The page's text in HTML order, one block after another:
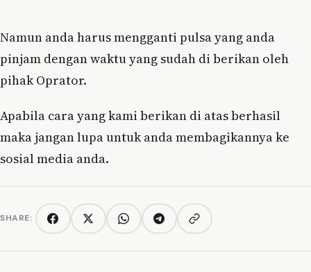
Namun anda harus mengganti pulsa yang anda
pinjam dengan waktu yang sudah di berikan oleh
pihak Oprator.
Apabila cara yang kami berikan di atas berhasil
maka jangan lupa untuk anda membagikannya ke
sosial media anda.
SHARE: FacebookTwitter/XWhatsAppTelegramCopy link